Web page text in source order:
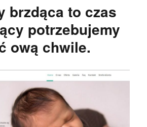
brzdąca to czas
potrzebujemy
ową chwile.